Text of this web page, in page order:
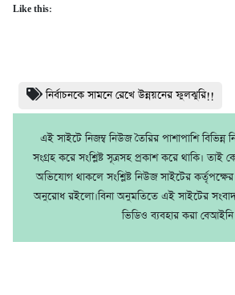
Like this:
নির্বাচনকে সামনে রেখে উন্নয়নের ফুলঝুরি!!
এই সাইটে নিজম্ব নিউজ তৈরির পাশাপাশি
সংগ্রহ করে সংশ্লিষ্ট সূত্রসহ প্রকাশ করে থাকি। তাই
অভিযোগ থাকলে সংশ্লিষ্ট নিউজ সাইটের
অনুরোধ রইলো।বিনা অনুমতিতে এই সাইটের
ভিডিও ব্যবহার করা